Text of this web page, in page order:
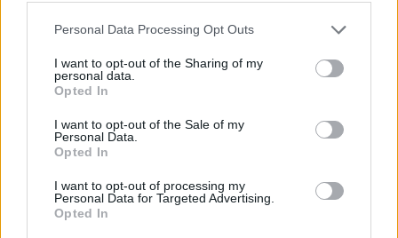
Personal Data Processing Opt Outs
I want to opt-out of the Sharing of my
personal data.
Opted In
I want to opt-out of the Sale of my
Personal Data.
Opted In
I want to opt-out of processing my
Personal Data for Targeted Advertising.
Opted In